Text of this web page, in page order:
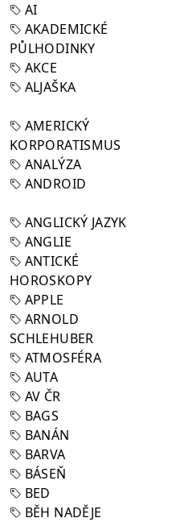
AI
AKADEMICKÉ
PŮLHODINKY
AKCE
ALJAŠKA
AMERICKÝ
KORPORATISMUS
ANALÝZA
ANDROID
ANGLICKÝ JAZYK
ANGLIE
ANTICKÉ
HOROSKOPY
APPLE
ARNOLD
SCHLEHUBER
ATMOSFÉRA
AUTA
AV ČR
BAGS
BANÁN
BARVA
BÁSEŇ
BED
BĚH NADĚJE